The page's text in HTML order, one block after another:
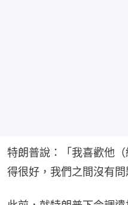
特朗普說：「我喜歡他
得很好，我們之間沒有問